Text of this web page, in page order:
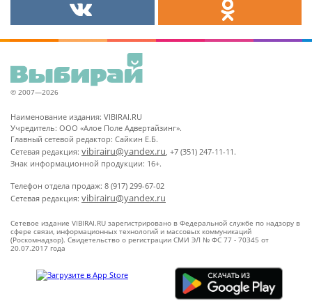
© 2007—2026
Наименование издания: VIBIRAI.RU
Учредитель: ООО «Алое Поле Адвертайзинг».
Главный сетевой редактор: Сайкин Е.Б.
Сетевая редакция: vibirairu@yandex.ru, +7 (351) 247-11-11.
Знак информационной продукции: 16+.
Телефон отдела продаж: 8 (917) 299-67-02
Сетевая редакция: vibirairu@yandex.ru
Сетевое издание VIBIRAI.RU зарегистрировано в Федеральной службе по надзору в
сфере связи, информационных технологий и массовых коммуникаций
(Роскомнадзор). Свидетельство о регистрации СМИ ЭЛ № ФС 77 - 70345 от
20.07.2017 года